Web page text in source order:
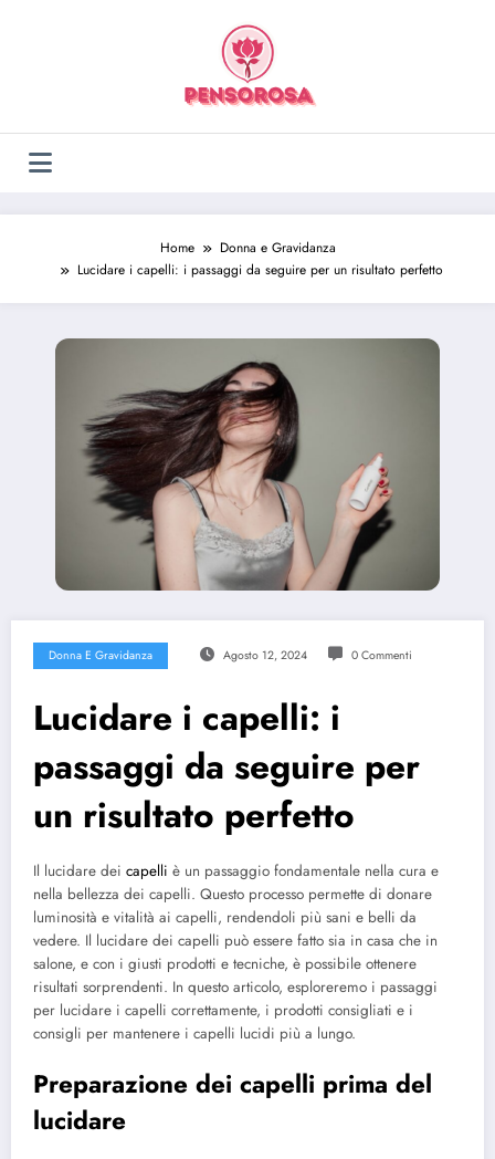
Home
Donna e Gravidanza
Lucidare i capelli: i passaggi da seguire per un risultato perfetto
Donna E Gravidanza Agosto 12, 2024 0 Commenti
Lucidare i capelli: i
passaggi da seguire per
un risultato perfetto
Il lucidare dei capelli è un passaggio fondamentale nella cura e
nella bellezza dei capelli. Questo processo permette di donare
luminosità e vitalità ai capelli, rendendoli più sani e belli da
vedere. Il lucidare dei capelli può essere fatto sia in casa che in
salone, e con i giusti prodotti e tecniche, è possibile ottenere
risultati sorprendenti. In questo articolo, esploreremo i passaggi
per lucidare i capelli correttamente, i prodotti consigliati e i
consigli per mantenere i capelli lucidi più a lungo.
Preparazione dei capelli prima del
lucidare